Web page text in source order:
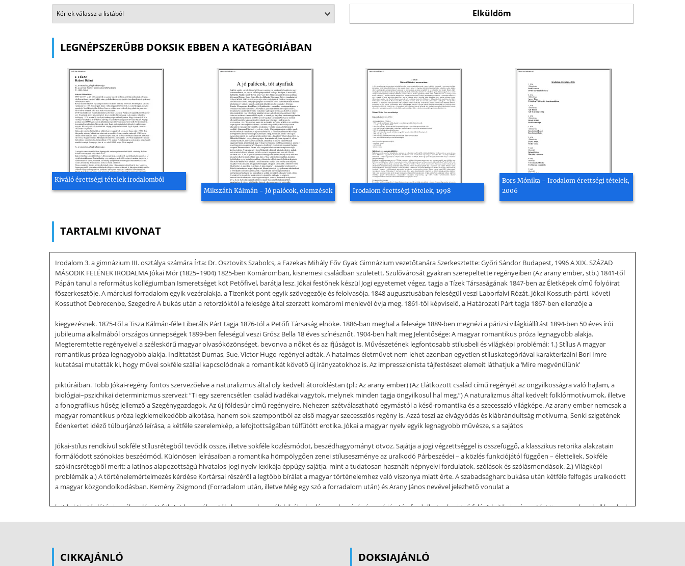
LEGNÉPSZERŰBB DOKSIK EBBEN A KATEGÓRIÁBAN
Kiváló érettségi tételek irodalomból
Mikszáth Kálmán - Jó palócok, elemzések
Irodalom érettségi tételek, 1998
Bors Mónika - Irodalom érettségi tételek,
2006
TARTALMI KIVONAT
Irodalom 3. a gimnázium III. osztálya számára Írta: Dr. Osztovits Szabolcs, a Fazekas Mihály Főv Gyak Gimnázium vezetőtanára Szerkesztette: Győri Sándor Budapest, 1996 A XIX. SZÁZAD
MÁSODIK FELÉNEK IRODALMA Jókai Mór (1825–1904) 1825-ben Komáromban, kisnemesi családban született. Szülővárosát gyakran szerepeltette regényeiben (Az arany ember, stb.) 1841-től
Pápán tanul a református kollégiumban Ismeretséget köt Petőfivel, barátja lesz. Jókai festőnek készül Jogi egyetemet végez, tagja a Tízek Társaságának 1847-ben az Életképek című folyóirat
főszerkesztője. A márciusi forradalom egyik vezéralakja, a Tizenkét pont egyik szövegezője és felolvasója. 1848 augusztusában feleségül veszi Laborfalvi Rózát. Jókai Kossuth-párti, követi
Kossuthot Debrecenbe, Szegedre A bukás után a retorzióktól a felesége által szerzett komáromi menlevél óvja meg. 1861-től képviselő, a Határozati Párt tagja 1867-ben ellenzője a
kiegyezésnek. 1875-től a Tisza Kálmán-féle Liberális Párt tagja 1876-tól a Petőfi Társaság elnöke. 1886-ban meghal a felesége 1889-ben megnézi a párizsi világkiállítást 1894-ben 50 éves írói
jubileuma alkalmából országos ünnepségek 1899-ben feleségül veszi Grósz Bella 18 éves színésznőt. 1904-ben halt meg Jelentősége: A magyar romantikus próza legnagyobb alakja.
Megteremtette regényeivel a széleskörű magyar olvasóközönséget, bevonva a nőket és az ifjúságot is. Művészetének legfontosabb stílusbeli és világképi problémái: 1.) Stílus A magyar
romantikus próza legnagyobb alakja. Indíttatást Dumas, Sue, Victor Hugo regényei adták. A hatalmas életművet nem lehet azonban egyetlen stíluskategóriával karakterizálni Bori Imre
kutatásai mutatták ki, hogy művei sokféle szállal kapcsolódnak a romantikát követő új irányzatokhoz is. Az impresszionista tájfestészet elemeit láthatjuk a ‘Mire megvénülünk’
piktúráiban. Több Jókai-regény fontos szervezőelve a naturalizmus által oly kedvelt átörökléstan (pl.: Az arany ember) (Az Elátkozott család című regényét az öngyilkosságra való hajlam, a
biológiai–pszichikai determinizmus szervezi: “Ti egy szerencsétlen család ivadékai vagytok, melynek minden tagja öngyilkosul hal meg.”) A naturalizmus által kedvelt folklórmotívumok, illetve
a fonografikus hűség jellemző a Szegénygazdagok, Az új földesúr című regényeire. Nehezen szétválasztható egymástól a késő-romantika és a szecesszió világképe. Az arany ember nemcsak a
magyar romantikus próza legkiemelkedőbb alkotása, hanem sok szempontból az első magyar szecessziós regény is. Azzá teszi az elvágyódás és kiábrándultság motívuma, Senki szigetének
Édenkertet idéző túlburjánzó leírása, a kétféle szerelemkép, a lefojtottságában túlfűtött erotika. Jókai a magyar nyelv egyik legnagyobb művésze, s a sajátos
Jókai-stílus rendkívül sokféle stílusrétegből tevődik össze, illetve sokféle közlésmódot, beszédhagyományt ötvöz. Sajátja a jogi végzettséggel is összefüggő, a klasszikus retorika alakzatain
formálódott szónokias beszédmód. Különösen leírásaiban a romantika hömpölygően zenei stíluseszménye az uralkodó Párbeszédei – a közlés funkciójától függően – életteliek. Sokféle
szókincsrétegből merít: a latinos alapozottságú hivatalos-jogi nyelv lexikája éppúgy sajátja, mint a tudatosan használt népnyelvi fordulatok, szólások és szólásmondások. 2.) Világképi
problémák a.) A történelemértelmezés kérdése Kortársai részéről a legtöbb bírálat a magyar történelemhez való viszonya miatt érte. A szabadságharc bukása után kétféle felfogás uralkodott
a magyar közgondolkodásban. Kemény Zsigmond (Forradalom után, illetve Még egy szó a forradalom után) és Arany János nevével jelezhető vonulat a
kritikai tisztánlátás jegyében lépett föl. Azt hangsúlyozták, hogy csak a múlt hibáival való szembenézés és revízió után fordulhatunk a jövő felé. A kritikai számvetést önmagunkon kell kezdeni;
történelmi mitológiába, ahonnan nehéz időkben is erőt lehet meríteni. Ezért a forradalomról és szabadságharcról szólva elsősorban arról beszél, ami
CIKKAJÁNLÓ DOKSIAJÁNLÓ